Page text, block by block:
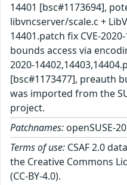
14401 [bsc#1173694],
libvncserver/scale.c +
14401.patch fix CVE-
bounds access via
2020-
[bsc#1173477], preauth
was imported from the
project.
Patchnames: openSUSE-
Terms of use: CSAF 2.0
the Creative Commons
(CC-BY-4.0).